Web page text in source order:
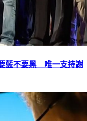
藍不要黑 唯一支持謝